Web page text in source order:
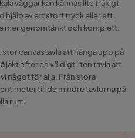
väggar kan kännas lite tråkigt
hjälp av ett stort tryck eller ett
mer genomtänkt och komplett.
canvastavla att hänga upp på
jakt efter en väldigt liten tavla att
något för alla. Från stora
till de mindre tavlorna på
rum.